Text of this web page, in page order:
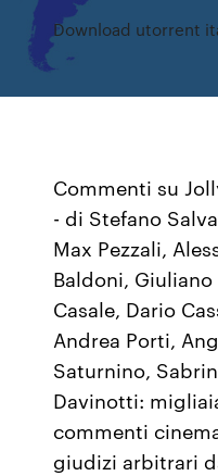
Download utorrent
Commenti su
- di Stefano
Max Pezzali,
Baldoni,
Casale, Dario
Andrea Porti,
Saturnino,
Davinotti:
commenti
giudizi arbitrari